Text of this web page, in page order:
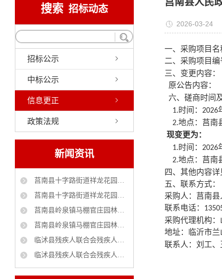
搜索 招标动态
招标公示
中标公示
信息更正
政策法规
新闻资讯
莒南县十字路街道祥龙花园（官地村）自来水管理服务采购项目 中标公告
莒南县十字路街道祥龙花园社区(官地村)工贸小区大棚改造工程 中标公告
莒南县岭泉镇马棚官庄园林绿化项目 竞争性磋商公告
莒南县岭泉镇马棚官庄园林绿化项目 成交公告
临沭县残疾人联合会残疾人家庭无障碍改造项目磋商公告
临沭县残疾人联合会残疾人家庭无障碍改造项目采购项目中标公示
2026-03-24
一、采购项目名
二、 采购项目编
三、变更内容：
原公告内容：
六、磋商时间
1.时间： 2026
2.地点： 莒南
现变更为：
1.时间： 2026
2.地点： 莒南
四、其他内容
五、联系方式：
采购人： 莒南
联系电话：
采购代理机构
地址：
临沂市
联系人：刘工、